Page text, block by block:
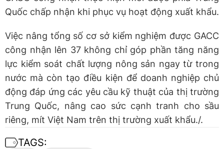
Quốc chấp nhận khi phục vụ hoạt động xuất khẩu.
Việc nâng tổng số cơ sở kiểm nghiệm được GACC
công nhận lên 37 không chỉ góp phần tăng năng
lực kiểm soát chất lượng nông sản ngay từ trong
nước mà còn tạo điều kiện để doanh nghiệp chủ
động đáp ứng các yêu cầu kỹ thuật của thị trường
Trung Quốc, nâng cao sức cạnh tranh cho sầu
riêng, mít Việt Nam trên thị trường xuất khẩu./.
TAGS: